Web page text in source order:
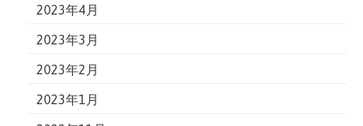
2023年4月
2023年3月
2023年2月
2023年1月